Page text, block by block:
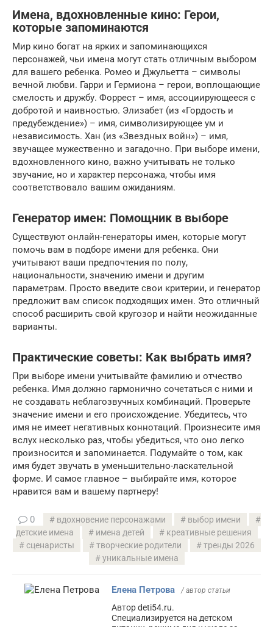
Имена, вдохновленные кино: Герои,
которые запоминаются
Мир кино богат на ярких и запоминающихся
персонажей, чьи имена могут стать отличным выбором
для вашего ребенка. Ромео и Джульетта – символы
вечной любви. Гарри и Гермиона – герои, воплощающие
смелость и дружбу. Форрест – имя, ассоциирующееся с
добротой и наивностью. Элизабет (из «Гордость и
предубеждение») – имя, символизирующее ум и
независимость. Хан (из «Звездных войн») – имя,
звучащее мужественно и загадочно. При выборе имени,
вдохновленного кино, важно учитывать не только
звучание, но и характер персонажа, чтобы имя
соответствовало вашим ожиданиям.
Генератор имен: Помощник в выборе
Существуют онлайн-генераторы имен, которые могут
помочь вам в подборе имени для ребенка. Они
учитывают ваши предпочтения по полу,
национальности, значению имени и другим
параметрам. Просто введите свои критерии, и генератор
предложит вам список подходящих имен. Это отличный
способ расширить свой кругозор и найти неожиданные
варианты.
Практические советы: Как выбрать имя?
При выборе имени учитывайте фамилию и отчество
ребенка. Имя должно гармонично сочетаться с ними и
не создавать неблагозвучных комбинаций. Проверьте
значение имени и его происхождение. Убедитесь, что
имя не имеет негативных коннотаций. Произнесите имя
вслух несколько раз, чтобы убедиться, что оно легко
произносится и запоминается. Подумайте о том, как
имя будет звучать в уменьшительно-ласкательной
форме. И самое главное – выбирайте имя, которое
нравится вам и вашему партнеру!
0 вдохновение персонажами
выбор имени
детские имена
имена детей
креативные решения
сценаристы
творческие родители
тренды 2026
уникальные имена
Елена Петрова / автор статьи
Автор deti54.ru.
Специализируется на детском